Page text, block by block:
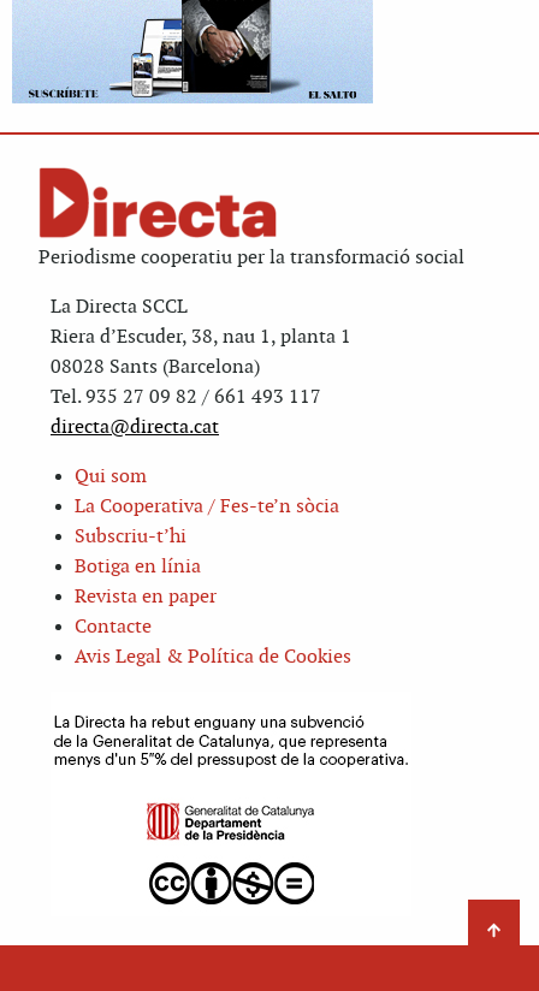
Periodisme cooperatiu per la transformació social
La Directa SCCL
Riera d’Escuder, 38, nau 1, planta 1
08028 Sants (Barcelona)
Tel. 935 27 09 82 / 661 493 117
directa@directa.cat
Qui som
La Cooperativa / Fes-te’n sòcia
Subscriu-t’hi
Botiga en línia
Revista en paper
Contacte
Avis Legal & Política de Cookies